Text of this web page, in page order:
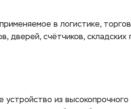
в логистике,
дверей, счётчиков,
устройство из